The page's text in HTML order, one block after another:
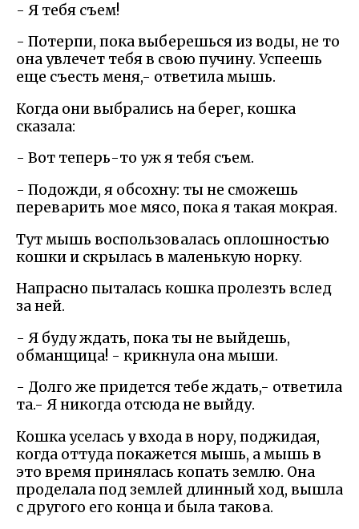
- Я тебя съем!
- Потерпи, пока выберешься из воды, не то
она увлечет тебя в свою пучину. Успеешь
еще съесть меня,- ответила мышь.
Когда они выбрались на берег, кошка
сказала:
- Вот теперь-то уж я тебя съем.
- Подожди, я обсохну: ты не сможешь
переварить мое мясо, пока я такая мокрая.
Тут мышь воспользовалась оплошностью
кошки и скрылась в маленькую норку.
Напрасно пыталась кошка пролезть вслед
за ней.
- Я буду ждать, пока ты не выйдешь,
обманщица! - крикнула она мыши.
- Долго же придется тебе ждать,- ответила
та.- Я никогда отсюда не выйду.
Кошка уселась у входа в нору, поджидая,
когда оттуда покажется мышь, а мышь в
это время принялась копать землю. Она
проделала под землей длинный ход, вышла
с другого его конца и была такова.